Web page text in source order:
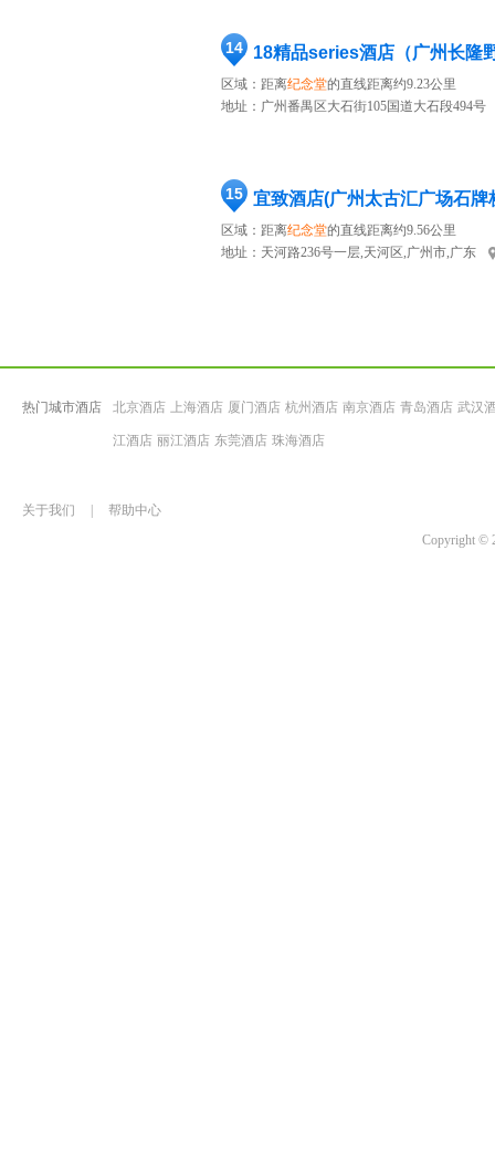
14
区域：距离纪念堂的直线距离约9.23公里
地址： 广州番禺区大石街105国道大石段494号
15 宜致酒店(广州太古汇广场石牌
区域：距离纪念堂的直线距离约9.56公里
地址： 天河路236号一层,天河区,广州市,广东
热门城市酒店 北京酒店 上海酒店 厦门酒店 杭州酒店 南京酒店 青岛酒店 武汉
江酒店 丽江酒店 东莞酒店 珠海酒店
关于我们
帮助中心
Copyright ©